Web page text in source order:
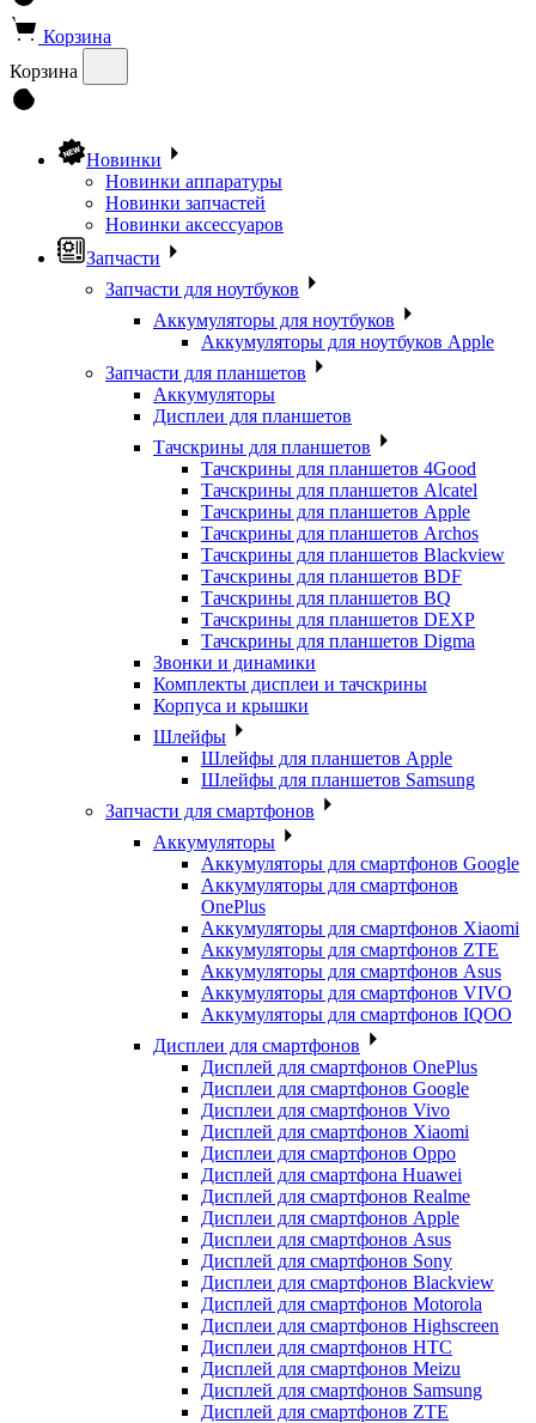
Корзина
Корзина
Новинки
Новинки аппаратуры
Новинки запчастей
Новинки аксессуаров
Запчасти
Запчасти для ноутбуков
Аккумуляторы для ноутбуков
Аккумуляторы для ноутбуков Apple
Запчасти для планшетов
Аккумуляторы
Дисплеи для планшетов
Тачскрины для планшетов
Тачскрины для планшетов 4Good
Тачскрины для планшетов Alcatel
Тачскрины для планшетов Apple
Тачскрины для планшетов Archos
Тачскрины для планшетов Blackview
Тачскрины для планшетов BDF
Тачскрины для планшетов BQ
Тачскрины для планшетов DEXP
Тачскрины для планшетов Digma
Звонки и динамики
Комплекты дисплеи и тачскрины
Корпуса и крышки
Шлейфы
Шлейфы для планшетов Apple
Шлейфы для планшетов Samsung
Запчасти для смартфонов
Аккумуляторы
Аккумуляторы для смартфонов Google
Аккумуляторы для смартфонов
OnePlus
Аккумуляторы для смартфонов Xiaomi
Аккумуляторы для смартфонов ZTE
Аккумуляторы для cмартфонов Asus
Аккумуляторы для смартфонов VIVO
Аккумуляторы для смартфонов IQOO
Дисплеи для смартфонов
Дисплей для смартфонов OnePlus
Дисплеи для смартфонов Google
Дисплеи для смартфонов Vivo
Дисплей для смартфонов Xiaomi
Дисплеи для смартфонов Oppo
Дисплей для смартфона Huawei
Дисплей для смартфонов Realme
Дисплеи для смартфонов Apple
Дисплеи для смартфонов Asus
Дисплей для смартфонов Sony
Дисплеи для смартфонов Blackview
Дисплей для смартфонов Motorola
Дисплеи для смартфонов Highscreen
Дисплеи для смартфонов HTC
Дисплей для смартфонов Meizu
Дисплей для смартфонов Samsung
Дисплей для смартфонов ZTE